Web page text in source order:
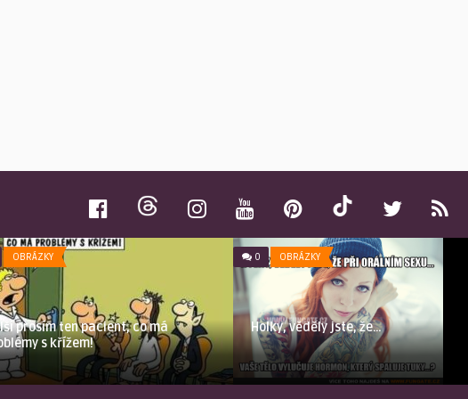
OBRÁZKY
prosím ten pacient, co má
s křížem!
0 OBRÁZKY
Holky, věděly jste, že…